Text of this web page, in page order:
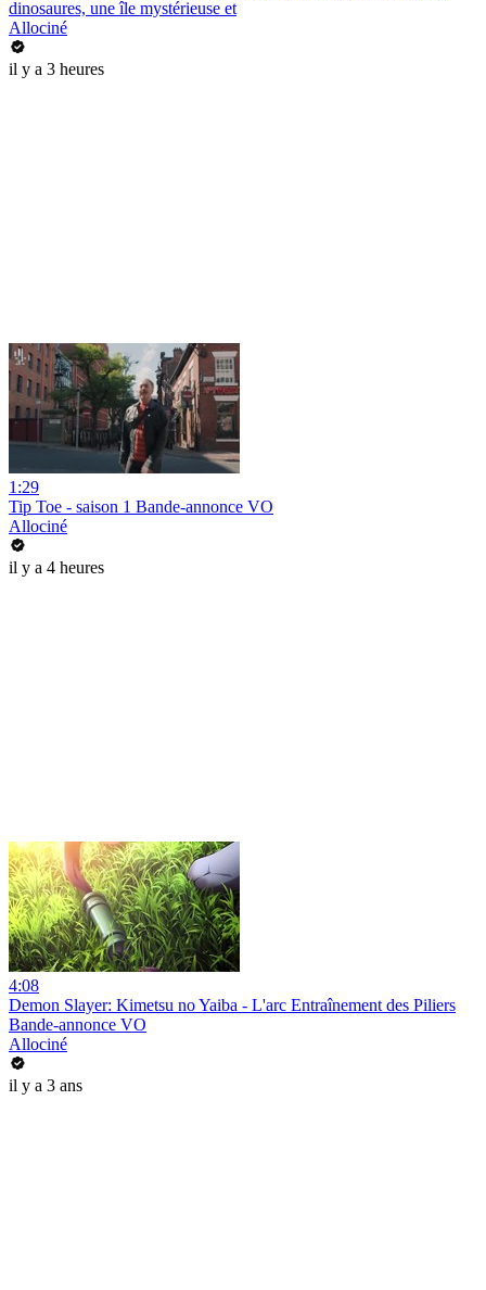
dinosaures, une île mystérieuse et
Allociné
il y a 3 heures
1:29
Tip Toe - saison 1 Bande-annonce VO
Allociné
il y a 4 heures
4:08
Demon Slayer: Kimetsu no Yaiba - L'arc Entraînement des Piliers
Bande-annonce VO
Allociné
il y a 3 ans